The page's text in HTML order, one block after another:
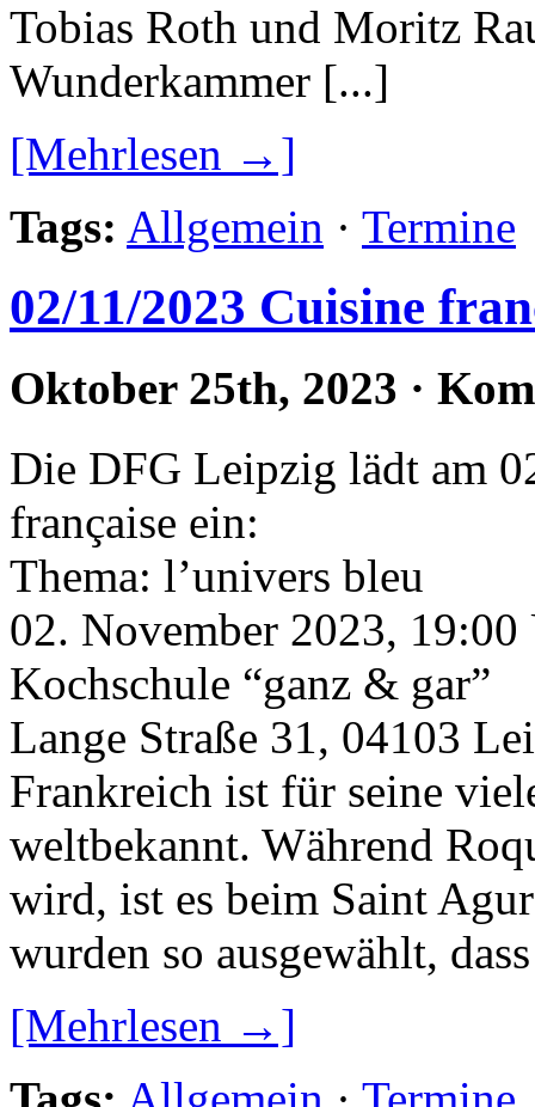
Tobias Roth und Moritz
Wunderkammer [...]
[Mehrlesen →]
Tags: Allgemein · Termine
02/11/2023 Cuisine
Oktober 25th, 2023 ·
Die DFG Leipzig lädt am
française ein:
Thema: l’univers bleu
02. November 2023, 19:00
Kochschule “ganz & gar”
Lange Straße 31, 04103
Frankreich ist für seine
weltbekannt. Während
wird, ist es beim Saint
wurden so ausgewählt,
[Mehrlesen →]